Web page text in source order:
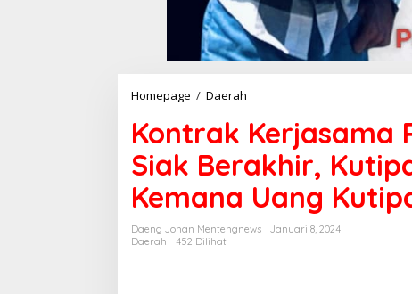
Homepage / Daerah
n
t
r
a
K
e
Kontrak Kerjasama
Siak Berakhir,
Kemana Uang
Daeng Johan Mentengnews
Januari 8, 2024
Daerah
452 Dilihat